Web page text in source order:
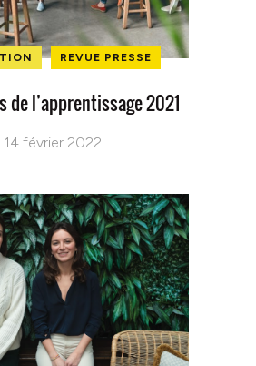
REVUE PRESSE
de l’apprentissage 2021
14 février 2022